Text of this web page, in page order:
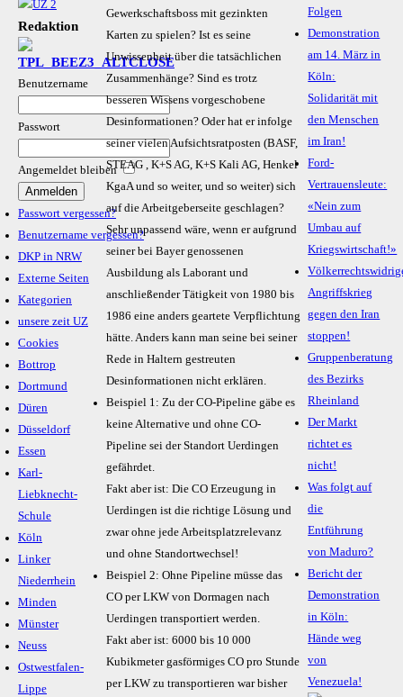
Redaktion
Benutzername
Passwort
Angemeldet bleiben
Passwort vergessen?
Benutzername vergessen?
DKP in NRW
Externe Seiten
Kategorien
unsere zeit UZ
Cookies
Bottrop
Dortmund
Düren
Düsseldorf
Essen
Karl-
Liebknecht-
Schule
Köln
Linker
Niederrhein
Minden
Münster
Neuss
Ostwestfalen-
Lippe
Gewerkschaftsboss mit gezinkten
Karten zu spielen? Ist es seine
Unwissenheit über die tatsächlichen
Zusammenhänge? Sind es trotz
besseren Wissens vorgeschobene
Desinformationen? Oder hat er infolge
seiner vielen Aufsichtsratposten (BASF,
STEAG , K+S AG, K+S Kali AG, Henkel
KgaA und so weiter, und so weiter) sich
auf die Arbeitgeberseite geschlagen?
Sehr unpassend wäre, wenn er aufgrund
seiner bei Bayer genossenen
Ausbildung als Laborant und
anschließender Tätigkeit von 1980 bis
1986 eine anders geartete Verpflichtung
hätte. Anders kann man seine bei seiner
Rede in Haltern gestreuten
Desinformationen nicht erklären.
Beispiel 1: Zu der CO-Pipeline gäbe es
keine Alternative und ohne CO-
Pipeline sei der Standort Uerdingen
gefährdet.
Fakt aber ist: Die CO Erzeugung in
Uerdingen ist die richtige Lösung und
zwar ohne jede Arbeitsplatzrelevanz
und ohne Standortwechsel!
Beispiel 2: Ohne Pipeline müsse das
CO per LKW von Dormagen nach
Uerdingen transportiert werden.
Fakt aber ist: 6000 bis 10 000
Kubikmeter gasförmiges CO pro Stunde
per LKW zu transportieren war bisher
Folgen
Demonstration
am 14. März in
Köln:
Solidarität mit
den Menschen
im Iran!
Ford-
Vertrauensleute:
«Nein zum
Umbau auf
Kriegswirtschaft!»
Angriffskrieg
gegen den Iran
stoppen!
Gruppenberatung
des Bezirks
Rheinland
Der Markt
richtet es
nicht!
Was folgt auf
die
Entführung
von Maduro?
Bericht der
Demonstration
in Köln:
Hände weg
von
Venezuela!